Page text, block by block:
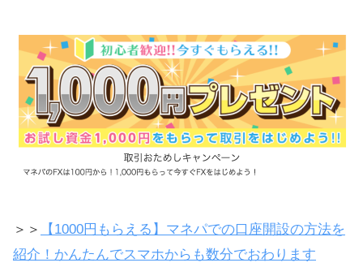
＞＞
【1000円もらえる】マネパでの口座開設の方法を
紹介！かんたんでスマホからも数分でおわります